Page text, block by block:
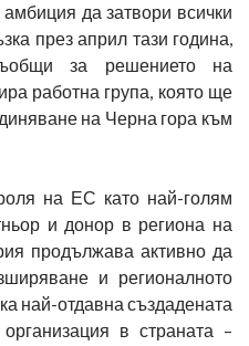
да затвори всички
през април тази година,
за решението на
работна група, която ще
на Черна гора към
на ЕС като най-голям
и донор в региона на
продължава активно да
и регионалното
най-отдавна създадената
в страната –